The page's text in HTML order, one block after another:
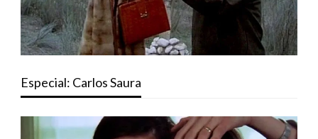
Especial: Carlos Saura